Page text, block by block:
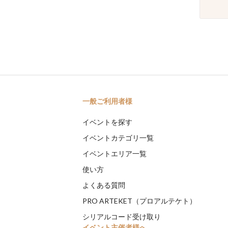
一般ご利用者様
イベントを探す
イベントカテゴリ一覧
イベントエリア一覧
使い方
よくある質問
PRO ARTEKET（プロアルテケト）
シリアルコード受け取り